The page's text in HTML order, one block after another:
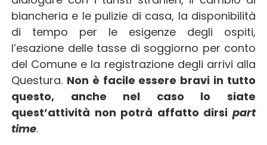
biancheria e le pulizie di casa, la disponibilità
di tempo per le esigenze degli ospiti,
l’esazione delle tasse di soggiorno per conto
del Comune e la registrazione degli arrivi alla
Questura. Non è facile essere bravi in tutto
questo, anche nel caso lo siate
quest’attività non potrà affatto dirsi part
time.